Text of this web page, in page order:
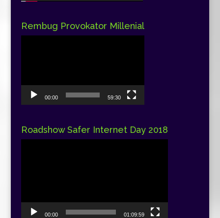
Rembug Provokator Millenial
00:00 59:30
Roadshow Safer Internet Day 2018
00:00 01:09:59